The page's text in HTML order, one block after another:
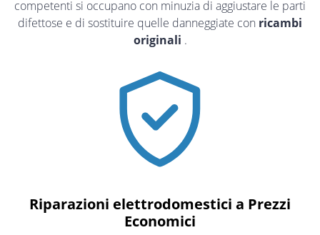
competenti si occupano con minuzia di aggiustare le parti
difettose e di sostituire quelle danneggiate con ricambi
originali .
Riparazioni elettrodomestici a Prezzi
Economici